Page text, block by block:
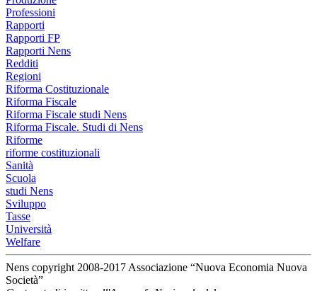
Professioni
Rapporti
Rapporti FP
Rapporti Nens
Redditi
Regioni
Riforma Costituzionale
Riforma Fiscale
Riforma Fiscale studi Nens
Riforma Fiscale. Studi di Nens
Riforme
riforme costituzionali
Sanità
Scuola
studi Nens
Sviluppo
Tasse
Università
Welfare
Nens copyright 2008-2017 Associazione “Nuova Economia Nuova
Società”